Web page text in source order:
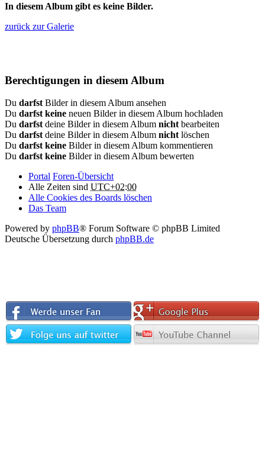
In diesem Album gibt es keine Bilder.
zurück zur Galerie
Berechtigungen in diesem Album
Du darfst Bilder in diesem Album ansehen
Du darfst keine neuen Bilder in diesem Album hochladen
Du darfst deine Bilder in diesem Album nicht bearbeiten
Du darfst deine Bilder in diesem Album nicht löschen
Du darfst keine Bilder in diesem Album kommentieren
Du darfst keine Bilder in diesem Album bewerten
Portal Foren-Übersicht
Alle Zeiten sind UTC+02:00
Alle Cookies des Boards löschen
Das Team
Powered by phpBB® Forum Software © phpBB Limited
Deutsche Übersetzung durch phpBB.de